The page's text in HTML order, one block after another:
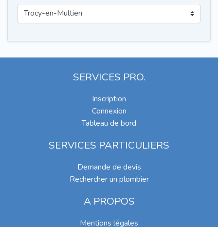
SERVICES PRO.
Inscription
Connexion
Tableau de bord
SERVICES PARTICULIERS
Demande de devis
Rechercher un plombier
A PROPOS
Mentions légales